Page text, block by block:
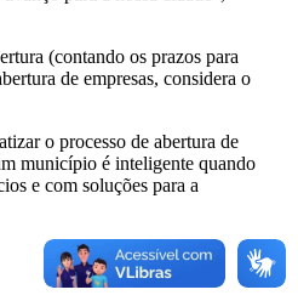
(contando os prazos para
de empresas, considera o
o processo de abertura de
município é inteligente quando
e com soluções para a